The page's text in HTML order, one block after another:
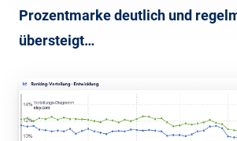
Prozentmarke deutlich und
übersteigt…